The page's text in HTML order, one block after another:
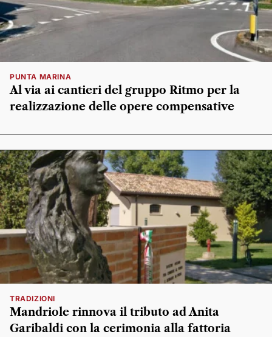
PUNTA MARINA
Al via ai cantieri del gruppo Ritmo per la
realizzazione delle opere compensative
TRADIZIONI
Mandriole rinnova il tributo ad Anita
Garibaldi con la cerimonia alla fattoria